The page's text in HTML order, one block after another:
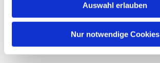
Auswahl erlauben
Nur notwendige Cookies